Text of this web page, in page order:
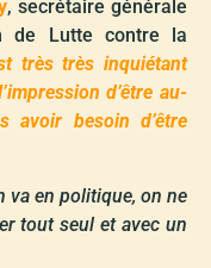
, secrétaire générale
de Lutte contre la
très très inquiétant
d’être au-
avoir besoin d’être
va en politique, on ne
tout seul et avec un